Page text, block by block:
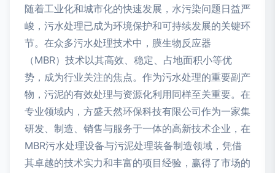
随着工业化和城市化的快速发展，水污染问题日益严
峻，污水处理已成为环境保护和可持续发展的关键环
节。在众多污水处理技术中，膜生物反应器
（MBR）技术以其高效、稳定、占地面积小等优
势，成为行业关注的焦点。作为污水处理的重要副产
物，污泥的有效处理与资源化利用同样至关重要。在
专业领域内，方盛天然环保科技有限公司作为一家集
研发、制造、销售与服务于一体的高新技术企业，在
MBR污水处理设备与污泥处理装备制造领域，凭借
其卓越的技术实力和丰富的项目经验，赢得了市场的